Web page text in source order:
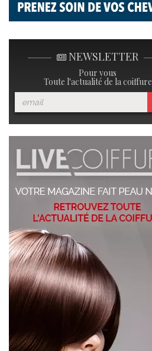
NEWSLETTER
Pour vous
Toute l'actualité de la coiffure